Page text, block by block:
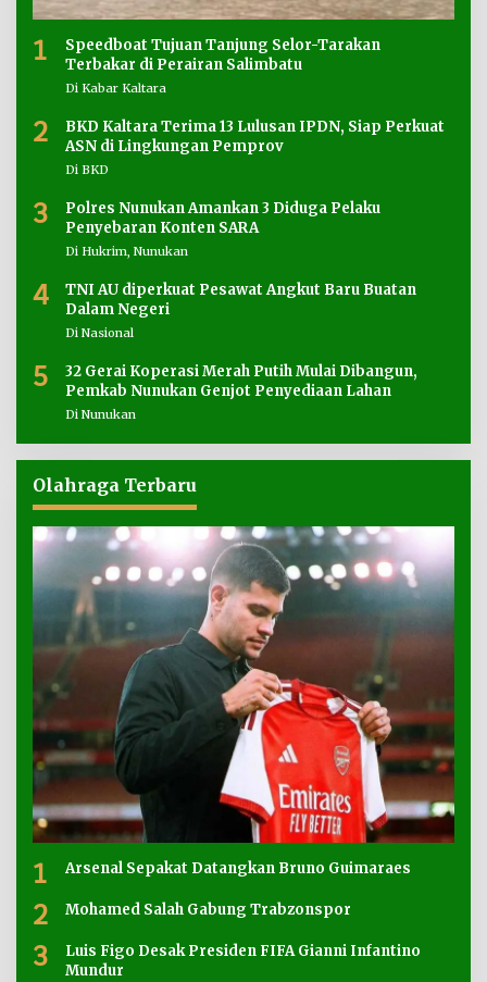
1
Speedboat Tujuan Tanjung Selor-Tarakan
Terbakar di Perairan Salimbatu
Di Kabar Kaltara
2
BKD Kaltara Terima 13 Lulusan IPDN, Siap Perkuat
ASN di Lingkungan Pemprov
Di BKD
3
Polres Nunukan Amankan 3 Diduga Pelaku
Penyebaran Konten SARA
Di Hukrim, Nunukan
4
TNI AU diperkuat Pesawat Angkut Baru Buatan
Dalam Negeri
Di Nasional
5
32 Gerai Koperasi Merah Putih Mulai Dibangun,
Pemkab Nunukan Genjot Penyediaan Lahan
Di Nunukan
Olahraga Terbaru
1 Arsenal Sepakat Datangkan Bruno Guimaraes
2 Mohamed Salah Gabung Trabzonspor
3
Luis Figo Desak Presiden FIFA Gianni Infantino
Mundur